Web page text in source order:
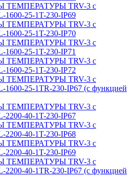
ТЕМПЕРАТУРЫ TRV-3 с
1600-25-1T-230-IP69
ТЕМПЕРАТУРЫ TRV-3 с
1600-25-1T-230-IP70
ТЕМПЕРАТУРЫ TRV-3 с
1600-25-1T-230-IP71
ТЕМПЕРАТУРЫ TRV-3 с
1600-25-1T-230-IP72
ТЕМПЕРАТУРЫ TRV-3 с
1600-25-1TR-230-IP67 (с функцией
ТЕМПЕРАТУРЫ TRV-3 с
2200-40-1T-230-IP67
ТЕМПЕРАТУРЫ TRV-3 с
2200-40-1T-230-IP68
ТЕМПЕРАТУРЫ TRV-3 с
2200-40-1T-230-IP69
ТЕМПЕРАТУРЫ TRV-3 с
2200-40-1TR-230-IP67 (с функцией